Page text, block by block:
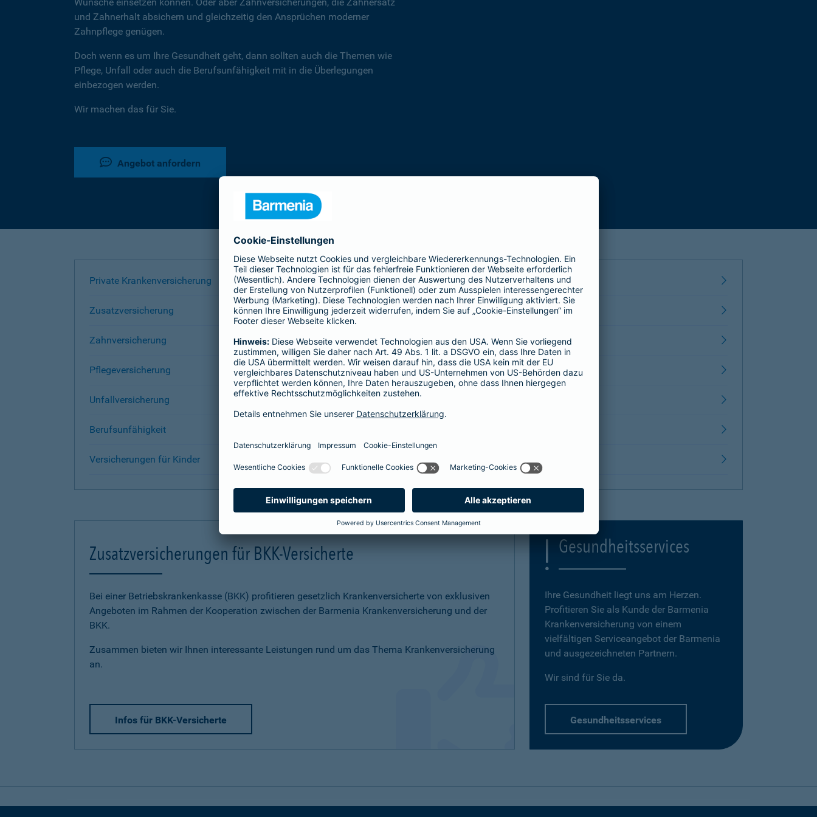
und Zahnerhalt absichern und gleichzeitig den Ansprüchen moderner
Zahnpflege genügen.
Doch wenn es um Ihre Gesundheit geht, dann sollten auch die Themen wie
Pflege, Unfall oder auch die Berufsunfähigkeit mit in die Überlegungen
einbezogen werden.
Wir machen das für Sie.
Angebot anfordern
Private Krankenversicherung
Zusatzversicherung
Zahnversicherung
Pflegeversicherung
Unfallversicherung
Berufsunfähigkeit
Versicherungen für Kinder
Zusatzversicherungen für BKK-Versicherte
Bei einer Betriebskrankenkasse (BKK) profitieren gesetzlich Krankenversicherte von exklusiven
Angeboten im Rahmen der Kooperation zwischen der Barmenia Krankenversicherung und der
BKK.
Zusammen bieten wir Ihnen interessante Leistungen rund um das Thema Krankenversicherung
an.
Infos für BKK-Versicherte
Gesundheitsservices
Ihre Gesundheit liegt uns am Herzen.
Profitieren Sie als Kunde der Barmenia
Krankenversicherung von einem
vielfältigen Serviceangebot der Barmenia
und ausgezeichneten Partnern.
Wir sind für Sie da.
Gesundheitsservices